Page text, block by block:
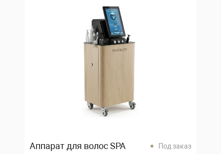
Аппарат для волос SPA
Под заказ